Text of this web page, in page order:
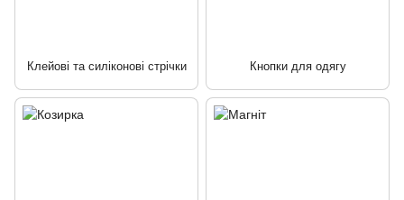
Клейові та силіконові стрічки Кнопки для одягу